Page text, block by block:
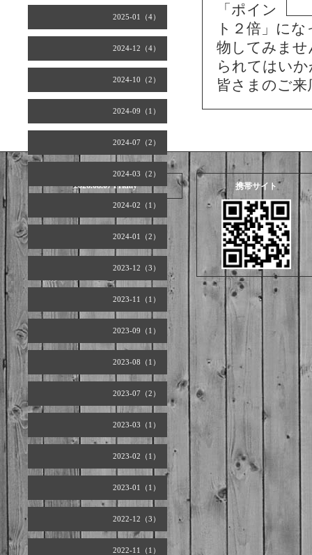
2025-01（4）
2024-12（4）
2024-10（2）
2024-09（1）
2024-07（2）
2024-03（2）
2024-02（1）
2024-01（2）
2023-12（3）
2023-11（1）
2023-09（1）
2023-08（1）
2023-07（2）
2023-03（1）
2023-02（1）
2023-01（1）
2022-12（3）
2022-11（1）
「ポイン
ト２倍」に
物してみませ
られてはい
皆さまのご
2026.08.07 Friday 携帯サイト